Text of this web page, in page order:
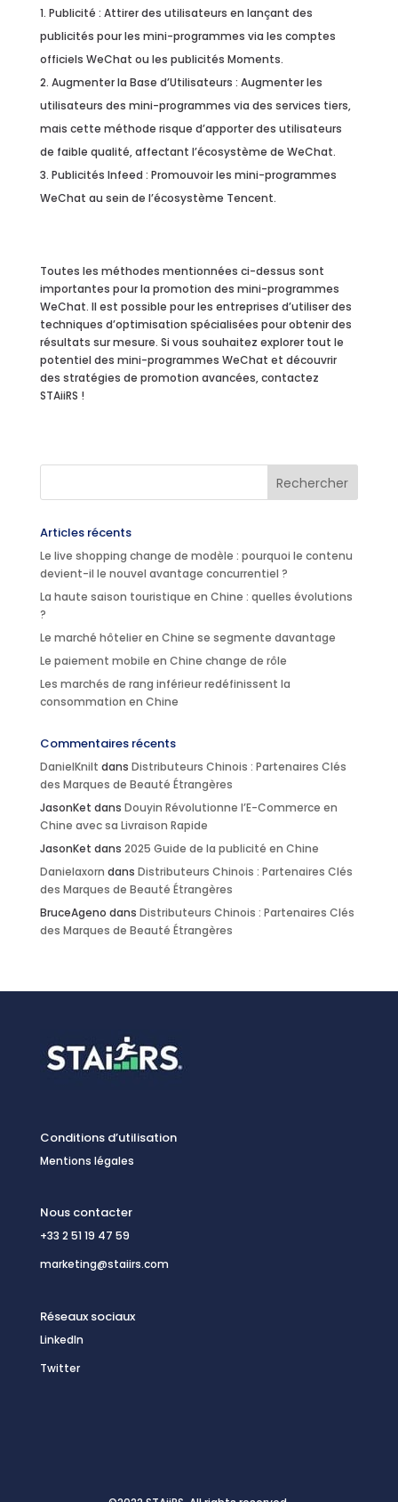
Publicité : Attirer des utilisateurs en lançant des
publicités pour les mini-programmes via les comptes
officiels WeChat ou les publicités Moments.
Augmenter la Base d’Utilisateurs : Augmenter les
utilisateurs des mini-programmes via des services tiers,
mais cette méthode risque d’apporter des utilisateurs
de faible qualité, affectant l’écosystème de WeChat.
Publicités Infeed : Promouvoir les mini-programmes
WeChat au sein de l’écosystème Tencent.
Toutes les méthodes mentionnées ci-dessus sont
importantes pour la promotion des mini-programmes
WeChat. Il est possible pour les entreprises d’utiliser des
techniques d’optimisation spécialisées pour obtenir des
résultats sur mesure. Si vous souhaitez explorer tout le
potentiel des mini-programmes WeChat et découvrir
des stratégies de promotion avancées, contactez
STAiiRS !
Articles récents
Le live shopping change de modèle : pourquoi le contenu
devient-il le nouvel avantage concurrentiel ?
La haute saison touristique en Chine : quelles évolutions
?
Le marché hôtelier en Chine se segmente davantage
Le paiement mobile en Chine change de rôle
Les marchés de rang inférieur redéfinissent la
consommation en Chine
Commentaires récents
DanielKnilt dans Distributeurs Chinois : Partenaires Clés
des Marques de Beauté Étrangères
JasonKet dans Douyin Révolutionne l’E-Commerce en
Chine avec sa Livraison Rapide
JasonKet dans 2025 Guide de la publicité en Chine
Danielaxorn dans Distributeurs Chinois : Partenaires Clés
des Marques de Beauté Étrangères
BruceAgeno dans Distributeurs Chinois : Partenaires Clés
des Marques de Beauté Étrangères
Conditions d’utilisation
Mentions légales
Nous contacter
+33 2 51 19 47 59
marketing@staiirs.com
Réseaux sociaux
LinkedIn
Twitter